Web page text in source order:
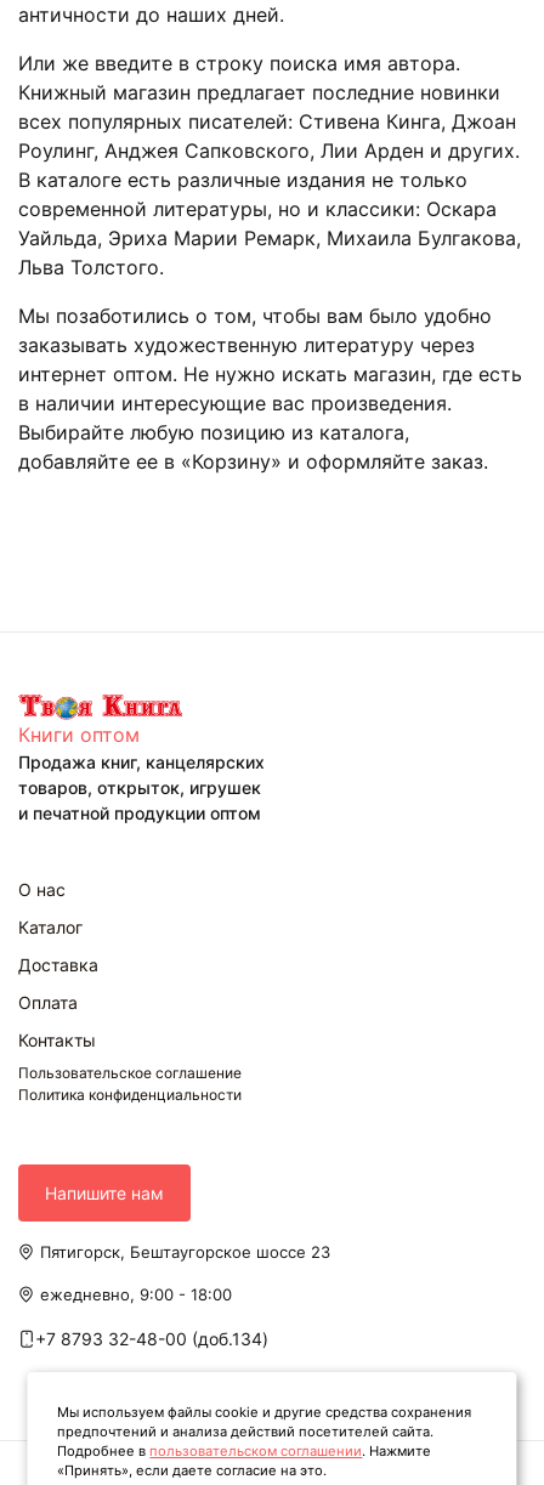
античности до наших дней.
Или же введите в строку поиска имя автора.
Книжный магазин предлагает последние новинки
всех популярных писателей: Стивена Кинга, Джоан
Роулинг, Анджея Сапковского, Лии Арден и других.
В каталоге есть различные издания не только
современной литературы, но и классики: Оскара
Уайльда, Эриха Марии Ремарк, Михаила Булгакова,
Льва Толстого.
Мы позаботились о том, чтобы вам было удобно
заказывать художественную литературу через
интернет оптом. Не нужно искать магазин, где есть
в наличии интересующие вас произведения.
Выбирайте любую позицию из каталога,
добавляйте ее в «Корзину» и оформляйте заказ.
Книги оптом
Продажа книг, канцелярских
товаров, открыток, игрушек
и печатной продукции оптом
О нас
Каталог
Доставка
Оплата
Контакты
Пользовательское соглашение
Политика конфиденциальности
Напишите нам
Пятигорск, Бештаугорское шоссе 23
ежедневно, 9:00 - 18:00
+7 8793 32-48-00 (доб.134)
Мы используем файлы cookie и другие средства сохранения
предпочтений и анализа действий посетителей сайта.
Подробнее впользовательском соглашении. Нажмите
«Принять», если даете согласие на это.